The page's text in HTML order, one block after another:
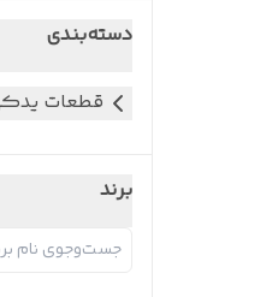
دسته‌بندی
قطعات
برند